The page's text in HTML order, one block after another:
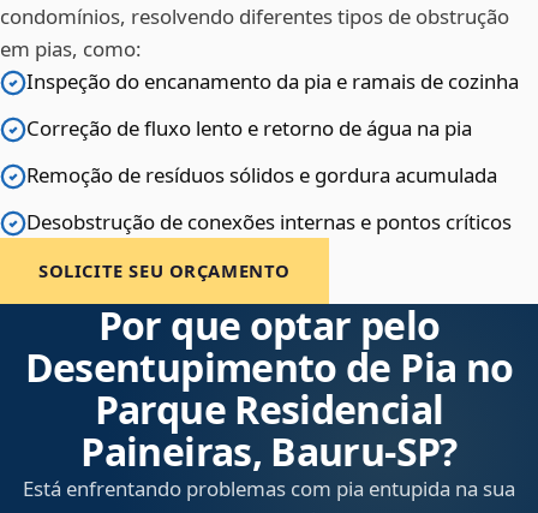
condomínios, resolvendo diferentes tipos de obstrução
em pias, como:
Inspeção do encanamento da pia e ramais de cozinha
Correção de fluxo lento e retorno de água na pia
Remoção de resíduos sólidos e gordura acumulada
Desobstrução de conexões internas e pontos críticos
SOLICITE SEU ORÇAMENTO
Por que optar pelo
Desentupimento de Pia no
Parque Residencial
Paineiras, Bauru‑SP?
Está enfrentando problemas com pia entupida na sua